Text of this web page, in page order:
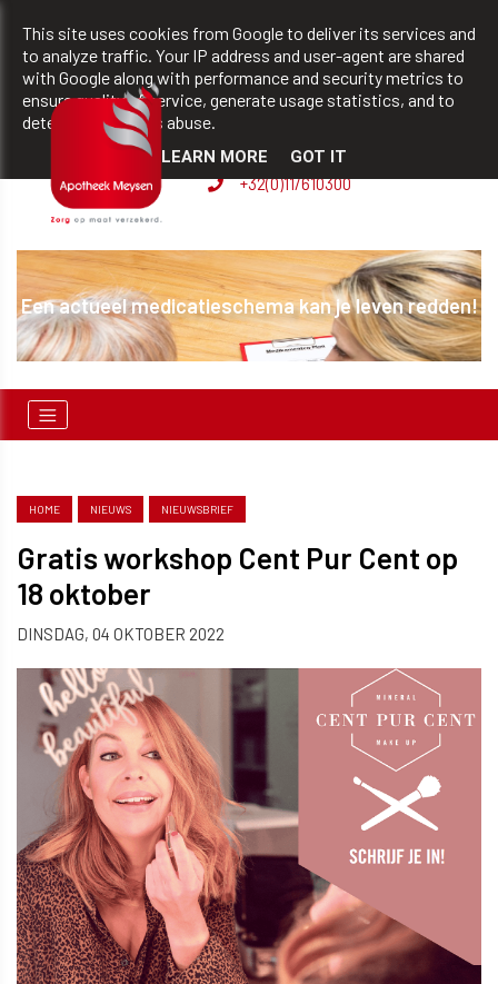
team@apotheekmeysen.be +32(0)11/610300
BVBA apotheek Patrick
Meysen
+32(0)11/610300
Een actueel medicatieschema kan je leven redden!
HOME NIEUWS NIEUWSBRIEF
Gratis workshop Cent Pur Cent op
18 oktober
DINSDAG, 04 OKTOBER 2022
This site uses cookies from Google to deliver its services and
to analyze traffic. Your IP address and user-agent are shared
with Google along with performance and security metrics to
ensure quality of service, generate usage statistics, and to
detect and address abuse.
LEARN MORE GOT IT